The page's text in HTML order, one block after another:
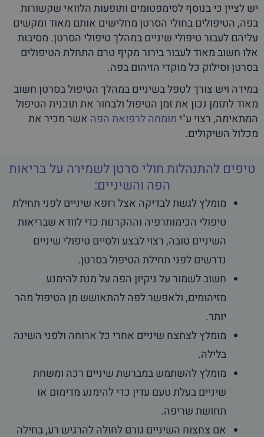
יש לציין כי בנוסף לסימפטומים ותופעות הלוואי שקשורות
בפה, הטיפולים בחולי הסרטן מחלישים אותם מאוד ומקשים
עליהם לעבור טיפולי שיניים במהלך טיפולי הסרטן. מסיבות
אלו חשוב מאוד לעבור בירור מקיף טרם התחלת הטיפולים
בסרטן וסילוק כל מוקדי הזיהום בפה.
במידה ויש צורך לטפל בשיניים במהלך הטיפול בסרטן חשוב
מאוד לתזמן נכון את זמן הטיפול ולבחור את תוכנית הטיפול
המתאימה, רצוי ע"ימומחה לרפואת הפה אשר מכיר את
מכלול השיקולים.
טיפים להתנהלות חולי סרטן לשמירה על בריאות
הפה והשיניים:
מומלץ לגשת לבדיקה אצל רופא שיניים לפני תחילת
טיפולי הכימותרפיה וההקרנות כדי לוודא שבריאות
השיניים טובה, רצוי לבצע ולסיים טיפולי שיניים
נדרשים לפני תחילת הטיפול בסרטן.
חשוב לשמור על ניקיון הפה על מנת להימנע
מזיהומים, ולאפשר לפה להתאושש מן הטיפול מהר
יותר.
מומלץ לצחצח שיניים אחרי כל ארוחה ולפני השינה
בלילה.
מומלץ להשתמש במברשת שיניים רכה ומשחת
שיניים בעלת טעם עדין כדי להימנע מדימום או
תחושת שריפה.
אם צחצוח השיניים גורם לחולה להרגיש רע, בחילה